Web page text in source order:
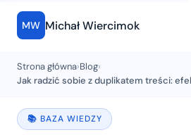
MW Michał Wiercimok
Strona główna›Blog›
📚 BAZA WIEDZY